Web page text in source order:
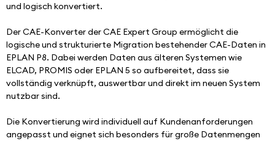
und logisch konvertiert.
Der CAE-Konverter der CAE Expert Group ermöglicht die
logische und strukturierte Migration bestehender CAE-Daten in
EPLAN P8. Dabei werden Daten aus älteren Systemen wie
ELCAD, PROMIS oder EPLAN 5 so aufbereitet, dass sie
vollständig verknüpft, auswertbar und direkt im neuen System
nutzbar sind.
Die Konvertierung wird individuell auf Kundenanforderungen
angepasst und eignet sich besonders für große Datenmengen